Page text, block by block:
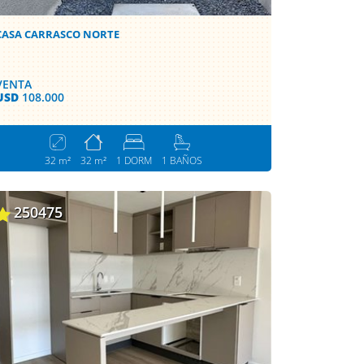
CARRASCO NORTE
108.000
32 m² 32 m² 1 DORM 1 BAÑOS
250475